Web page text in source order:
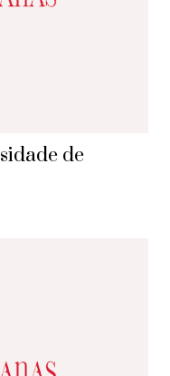
de